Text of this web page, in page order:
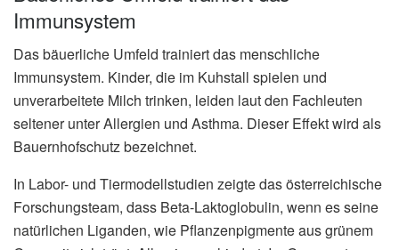
Immunsystem
Das bäuerliche Umfeld trainiert das menschliche
Immunsystem. Kinder, die im Kuhstall spielen und
unverarbeitete Milch trinken, leiden laut den Fachleuten
seltener unter Allergien und Asthma. Dieser Effekt wird als
Bauernhofschutz bezeichnet.
In Labor- und Tiermodellstudien zeigte das österreichische
Forschungsteam, dass Beta-Laktoglobulin, wenn es seine
natürlichen Liganden, wie Pflanzenpigmente aus grünem